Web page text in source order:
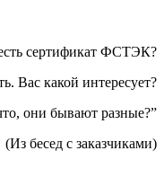
сертификат ФСТЭК?
Вас какой интересует?
они бывают разные?”
(Из бесед с заказчиками)